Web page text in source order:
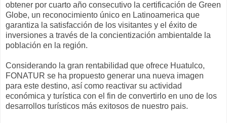
obtener por cuarto año consecutivo la certificación de Green
Globe, un reconocimiento único en Latinoamerica que
garantiza la satisfacción de los visitantes y el éxito de
inversiones a través de la concientización ambiental de la
población en la región.
Considerando la gran rentabilidad que ofrece Huatulco,
FONATUR se ha propuesto generar una nueva imagen
para este destino, así como reactivar su actividad
económica y turística con el fin de convertirlo en uno de los
desarrollos turísticos más exitosos de nuestro pais.